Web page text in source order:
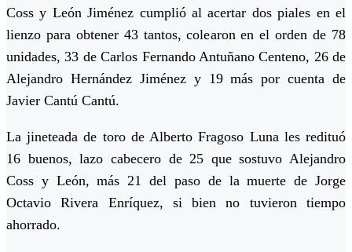
Coss y León Jiménez cumplió al acertar dos piales en el
lienzo para obtener 43 tantos, colearon en el orden de 78
unidades, 33 de Carlos Fernando Antuñano Centeno, 26 de
Alejandro Hernández Jiménez y 19 más por cuenta de
Javier Cantú Cantú.
La jineteada de toro de Alberto Fragoso Luna les redituó
16 buenos, lazo cabecero de 25 que sostuvo Alejandro
Coss y León, más 21 del paso de la muerte de Jorge
Octavio Rivera Enríquez, si bien no tuvieron tiempo
ahorrado.